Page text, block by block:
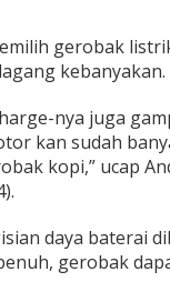
gerobak
kebanyakan.
nya juga
kan sudah
kopi,” ucap
daya baterai
gerobak